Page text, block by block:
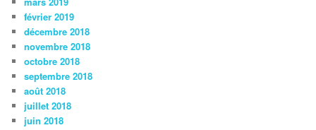
février 2019
décembre 2018
novembre 2018
octobre 2018
septembre 2018
août 2018
juillet 2018
juin 2018